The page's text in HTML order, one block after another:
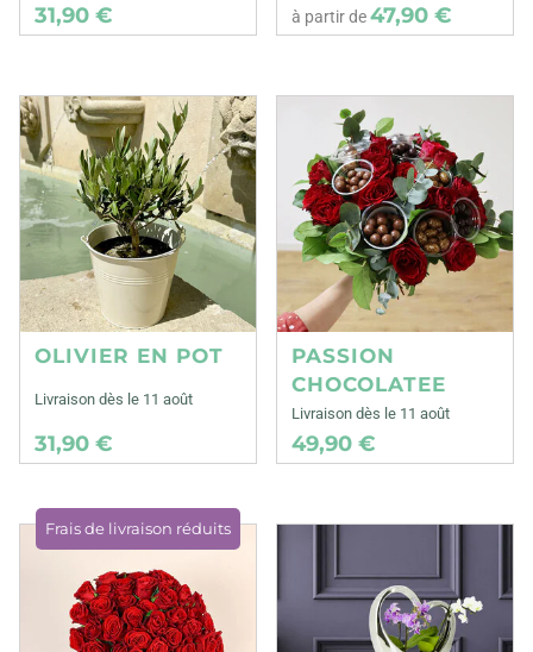
31,90 € à partir de47,90 €
OLIVIER EN POT
Livraison dès le 11 août
31,90 €
PASSION
CHOCOLATEE
Livraison dès le 11 août
49,90 €
Frais de livraison réduits